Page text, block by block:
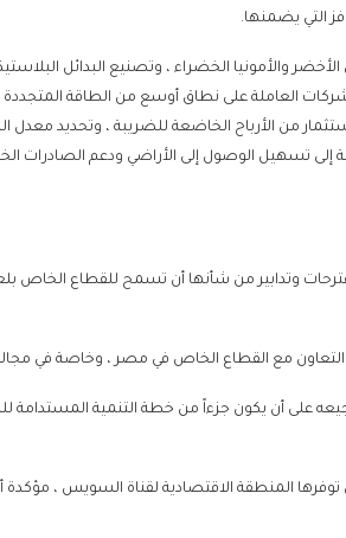
التي يضمنها.
والأمونيا الخضراء ، وتصنيع البدائل
العاملة على نطاق أوسع من الطاقة
إلى تسهيل الوصول إلى الأراضي ودعم الصادرات
وتدابير من شأنها أن تسمح للقطاع الخاص
مع القطاع الخاص في مصر ، وخاصة في
أن يكون جزءاً من خطة التنمية المستدامة
توفرها المنطقة الاقتصادية لقناة السويس ،